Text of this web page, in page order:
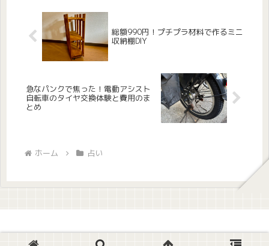
総額990円！プチプラ材料で作るミニ
収納棚DIY
急なパンクで焦った！電動アシスト
自転車のタイヤ交換体験と費用のま
とめ
ホーム 占い